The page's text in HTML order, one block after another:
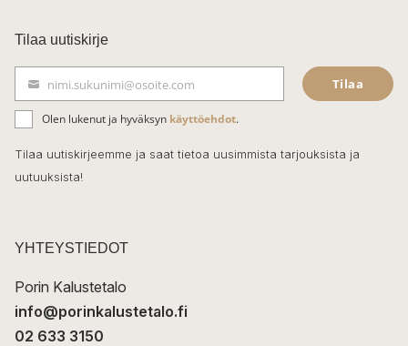
c
e
b
o
o
k
Tilaa uutiskirje
ä
h
k
t
nimi.sukunimi@osoite.com Tilaa
Olen lukenut ja hyväksyn käyttöehdot.
Tilaa uutiskirjeemme ja saat tietoa uusimmista tarjouksista ja
uutuuksista!
YHTEYSTIEDOT
Porin Kalustetalo
info@porinkalustetalo.fi
02 633 3150